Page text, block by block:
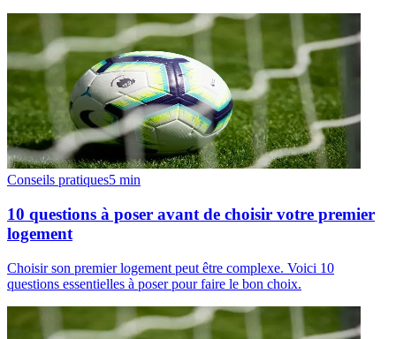
Conseils pratiques5 min
10 questions à poser avant de choisir votre premier
logement
Choisir son premier logement peut être complexe. Voici 10
questions essentielles à poser pour faire le bon choix.